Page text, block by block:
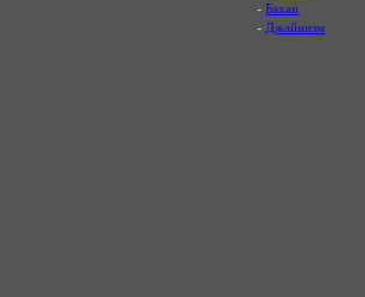
-Бахаи
- Джайнизм